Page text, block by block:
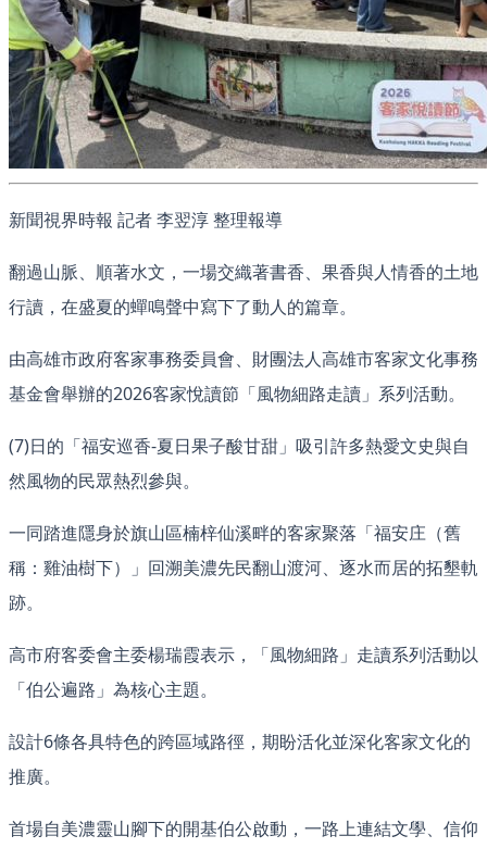
新聞視界時報 記者 李翌淳 整理報導
翻過山脈、順著水文，一場交織著書香、果香與人情香的土地
行讀，在盛夏的蟬鳴聲中寫下了動人的篇章。
由高雄市政府客家事務委員會、財團法人高雄市客家文化事務
基金會舉辦的2026客家悅讀節「風物細路走讀」系列活動。
(7)日的「福安巡香-夏日果子酸甘甜」吸引許多熱愛文史與自
然風物的民眾熱烈參與。
一同踏進隱身於旗山區楠梓仙溪畔的客家聚落「福安庄（舊
稱：雞油樹下）」回溯美濃先民翻山渡河、逐水而居的拓墾軌
跡。
高市府客委會主委楊瑞霞表示，「風物細路」走讀系列活動以
「伯公遍路」為核心主題。
設計6條各具特色的跨區域路徑，期盼活化並深化客家文化的
推廣。
首場自美濃靈山腳下的開基伯公啟動，一路上連結文學、信仰